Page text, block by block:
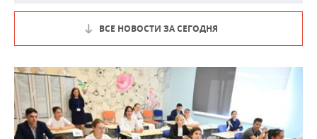
ВСЕ НОВОСТИ ЗА СЕГОДНЯ